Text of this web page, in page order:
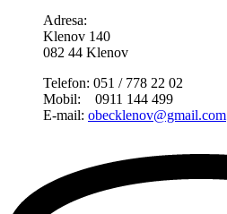
Adresa:
Klenov 140
082 44 Klenov
Telefon: 051 / 778 22 02
Mobil: 0911 144 499
E-mail: obecklenov@gmail.com